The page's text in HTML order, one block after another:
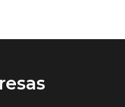
de ruido excepcional
USD$ 408,06 (Sin IVA).